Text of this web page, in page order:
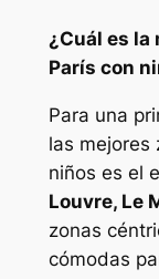
¿Cuál es la
París con
Para una
las mejores
niños es el
Louvre, Le
zonas
cómodas